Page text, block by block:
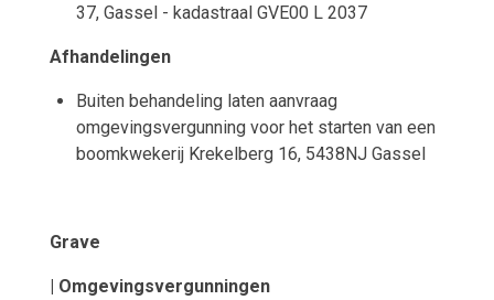
37, Gassel - kadastraal GVE00 L 2037
Afhandelingen
Buiten behandeling laten aanvraag
omgevingsvergunning voor het starten van een
boomkwekerij Krekelberg 16, 5438NJ Gassel
Grave
| Omgevingsvergunningen